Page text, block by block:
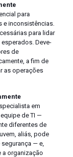
para
e inconsistências.
para lidar
Deve-
de
a fim de
as operações
em
de TI —
diferentes de
aliás, pode
— e,
a organização